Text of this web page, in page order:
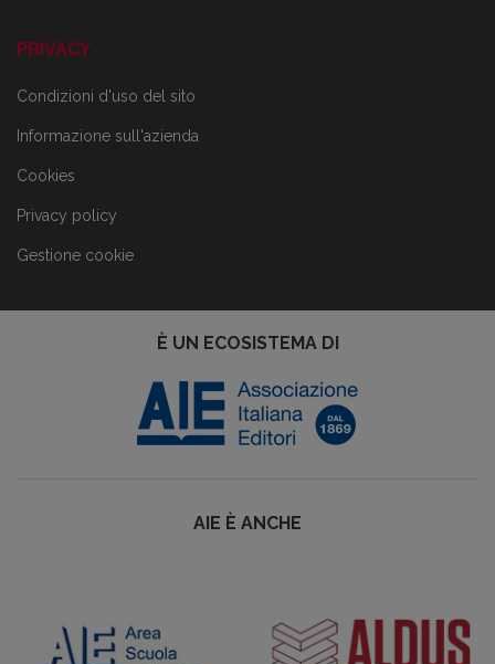
PRIVACY
Condizioni d'uso del sito
Informazione sull'azienda
Cookies
Privacy policy
Gestione cookie
È UN ECOSISTEMA DI
AIE È ANCHE